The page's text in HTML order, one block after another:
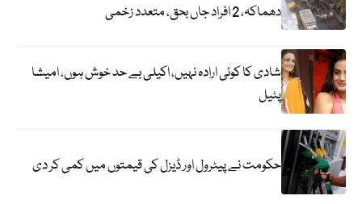
دھماکہ، 2 افراد جاں بحق، متعدد زخمی
شادی کا کوئی ارادہ نہیں، اکیلی بے حد خوش ہوں، امیشا
پٹیل
حکومت نے پیٹرول اور ڈیزل کی قیمتوں میں کمی کر دی